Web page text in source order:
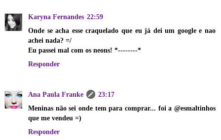
Karyna Fernandes 22:59
Onde se acha esse craquelado que eu já dei um google e nao
achei nada? =/
Eu passei mal com os neons! *--------*
Responder
Ana Paula Franke
23:17
Meninas não sei onde tem para comprar... foi a @esmaltinhos
que me vendeu =)
Responder